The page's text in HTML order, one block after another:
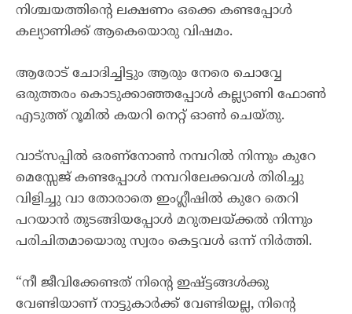
നിശ്ചയത്തിന്റെ ലക്ഷണം ഒക്കെ കണ്ടപ്പോൾ
കല്യാണിക്ക് ആകെയൊരു വിഷമം.
ആരോട് ചോദിച്ചിട്ടും ആരും നേരെ ചൊവ്വേ
ഒരുത്തരം കൊടുക്കാഞ്ഞപ്പോൾ കല്ല്യാണി ഫോൺ
എടുത്ത് റൂമിൽ കയറി നെറ്റ് ഓൺ ചെയ്തു.
വാട്സപ്പിൽ ഒരണ്നോൺ നമ്പറിൽ നിന്നും കുറേ
മെസ്സേജ് കണ്ടപ്പോൾ നമ്പറിലേക്കവൾ തിരിച്ചു
വിളിച്ചു വാ തോരാതെ ഇംഗ്ലീഷിൽ കുറേ തെറി
പറയാൻ തുടങ്ങിയപ്പോൾ മറുതലയ്ക്കൽ നിന്നും
പരിചിതമായൊരു സ്വരം കെട്ടവൾ ഒന്ന് നിർത്തി.
“നീ ജീവിക്കേണ്ടത് നിന്റെ ഇഷ്ട്ടങ്ങൾക്കു
വേണ്ടിയാണ് നാട്ടുകാർക്ക് വേണ്ടിയല്ല, നിന്റെ